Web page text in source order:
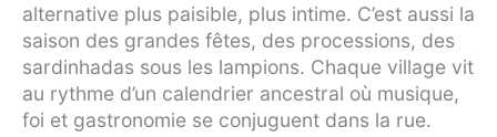
alternative plus paisible, plus intime. C’est aussi la
saison des grandes fêtes, des processions, des
sardinhadas sous les lampions. Chaque village vit
au rythme d’un calendrier ancestral où musique,
foi et gastronomie se conjuguent dans la rue.